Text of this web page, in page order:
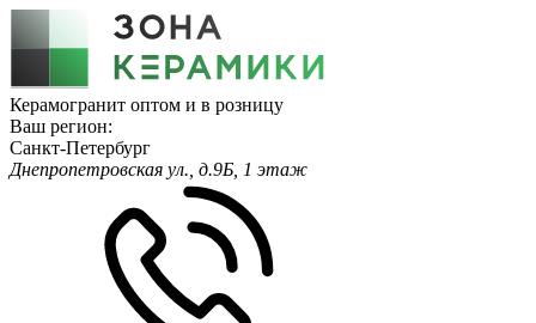
Керамогранит оптом и в розницу
Ваш регион:
Санкт-Петербург
Днепропетровская ул., д.9Б, 1 этаж